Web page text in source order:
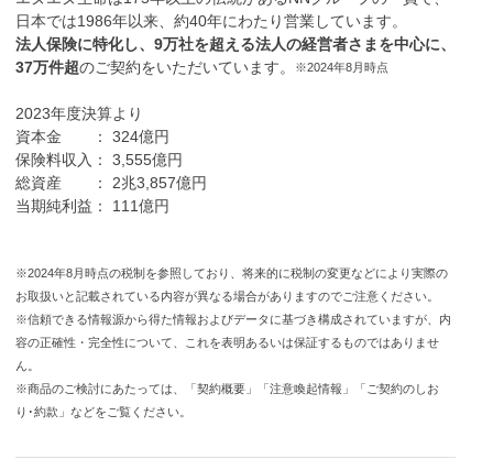
日本では1986年以来、約40年にわたり営業しています。
法人保険に特化し、9万社を超える法人の経営者さまを中心に、
37万件超のご契約をいただいています。 ※2024年8月時点
2023年度決算より
資本金 ： 324億円
保険料収入： 3,555億円
総資産 ： 2兆3,857億円
当期純利益： 111億円
※2024年8月時点の税制を参照しており、将来的に税制の変更などにより実際の
お取扱いと記載されている内容が異なる場合がありますのでご注意ください。
※信頼できる情報源から得た情報およびデータに基づき構成されていますが、内
容の正確性・完全性について、これを表明あるいは保証するものではありませ
ん。
※商品のご検討にあたっては、「契約概要」「注意喚起情報」「ご契約のしお
り･約款」などをご覧ください。